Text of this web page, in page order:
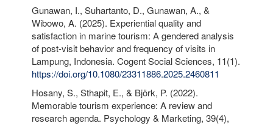
Gunawan, I., Suhartanto, D., Gunawan, A., &
Wibowo, A. (2025). Experiential quality and
satisfaction in marine tourism: A gendered analysis
of post-visit behavior and frequency of visits in
Lampung, Indonesia. Cogent Social Sciences, 11(1).
https://doi.org/10.1080/23311886.2025.2460811
Hosany, S., Sthapit, E., & Björk, P. (2022).
Memorable tourism experience: A review and
research agenda. Psychology & Marketing, 39(4),